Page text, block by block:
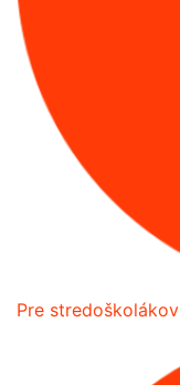
Pre stredoškolákov